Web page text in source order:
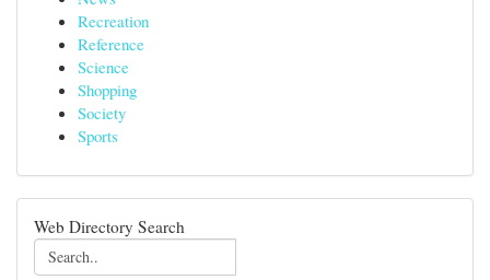
Recreation
Reference
Science
Shopping
Society
Sports
Web Directory Search